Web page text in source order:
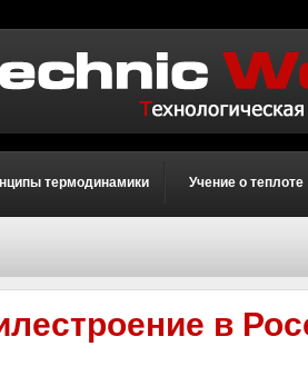
термодинамики Учение о теплоте
в